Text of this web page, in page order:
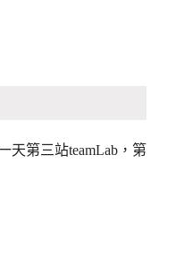
天第三站teamLab，第